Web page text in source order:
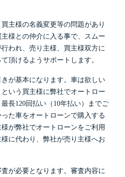
主様の名義変更等の問題があり
様との仲介に入る事で、スムー
われ、売り主様、買主様双方に
頂けるようサポートします。
が基本になります。車は欲しい
いう買主様に弊社でオートロー
長120回払い（10年払い）までご
た車をオートローンで購入する
が弊社でオートローンをご利用
に代わり、弊社が売り主様へお
が必要となります。審査内容に